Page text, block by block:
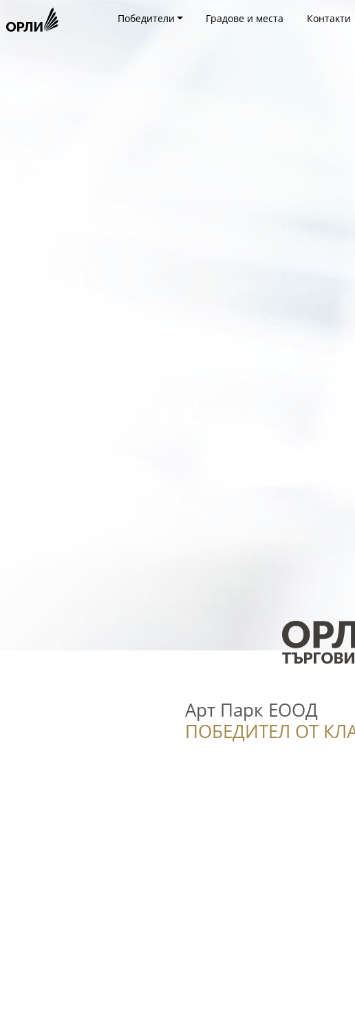
Победители Градове и места Контакти
Арт Парк ЕООД
ПОБЕДИТЕЛ ОТ